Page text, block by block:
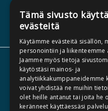
TIETOA
Tämä sivusto
evästeitä
Käytämme evästeitä sisällön,
personointiin ja liikenteemme
Jaamme myös tietoja
käytöstäsi mainos- ja
analytiikkakumppaneidemme
voivat yhdistää ne muihin
olet heille antanut tai joita he
keränneet käyttäessäsi